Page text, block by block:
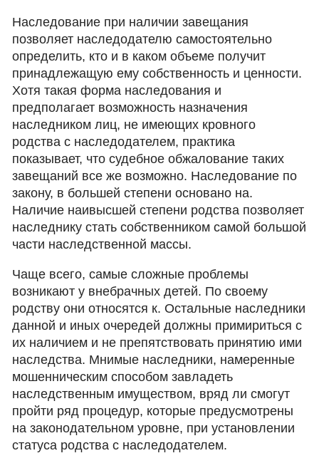
Наследование при наличии завещания
позволяет наследодателю самостоятельно
определить, кто и в каком объеме получит
принадлежащую ему собственность и ценности.
Хотя такая форма наследования и
предполагает возможность назначения
наследником лиц, не имеющих кровного
родства с наследодателем, практика
показывает, что судебное обжалование таких
завещаний все же возможно. Наследование по
закону, в большей степени основано на.
Наличие наивысшей степени родства позволяет
наследнику стать собственником самой большой
части наследственной массы.
Чаще всего, самые сложные проблемы
возникают у внебрачных детей. По своему
родству они относятся к. Остальные наследники
данной и иных очередей должны примириться с
их наличием и не препятствовать принятию ими
наследства. Мнимые наследники, намеренные
мошенническим способом завладеть
наследственным имуществом, вряд ли смогут
пройти ряд процедур, которые предусмотрены
на законодательном уровне, при установлении
статуса родства с наследодателем.